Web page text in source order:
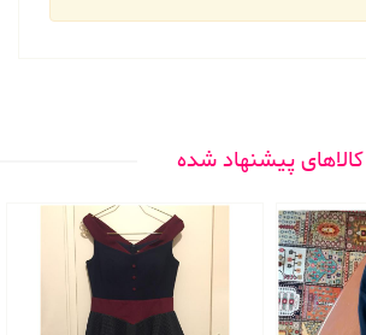
کالاهای پیشنهاد شده